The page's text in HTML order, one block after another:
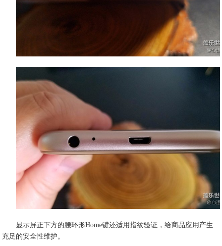
显示屏正下方的腰环形Home键还适用指纹验证，给商品应用产生
充足的安全性维护。